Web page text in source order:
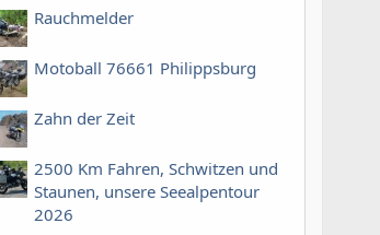
Rauchmelder
Motoball 76661 Philippsburg
Zahn der Zeit
2500 Km Fahren, Schwitzen und
Staunen, unsere Seealpentour
2026